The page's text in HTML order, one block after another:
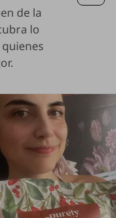
de la
lo